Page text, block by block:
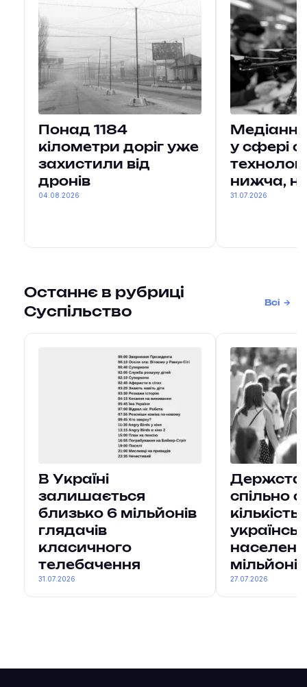
Понад 1184
кілометри доріг уже
захистили від
дронів
04.08.2026
у сфері
нижча,
31.07.2026
Останнє в рубриці
Суспільство
Всі
В Україні
залишається
близько 6 мільйонів
глядачів
класичного
телебачення
31.07.2026
Держстат
спільно
кількість
мільйонів
27.07.2026